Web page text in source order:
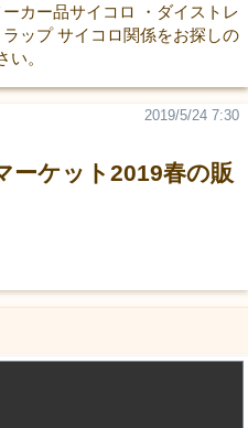
カー品サイコロ ・ダイストレ
ップ サイコロ関係をお探しの
。
ーケット2019春の販
2019/5/24 7:30